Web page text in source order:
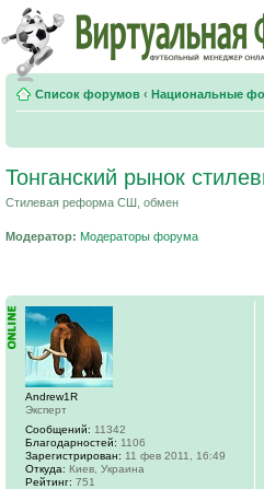
Список форумов ‹ Национальные
Тонганский рынок
Стилевая реформа СШ, обмен
Модератор: Модераторы форума
Andrew1R
Эксперт
Сообщений: 11342
Благодарностей: 1106
Зарегистрирован: 11 фев 2011, 16:49
Откуда: Киев, Украина
Рейтинг: 751